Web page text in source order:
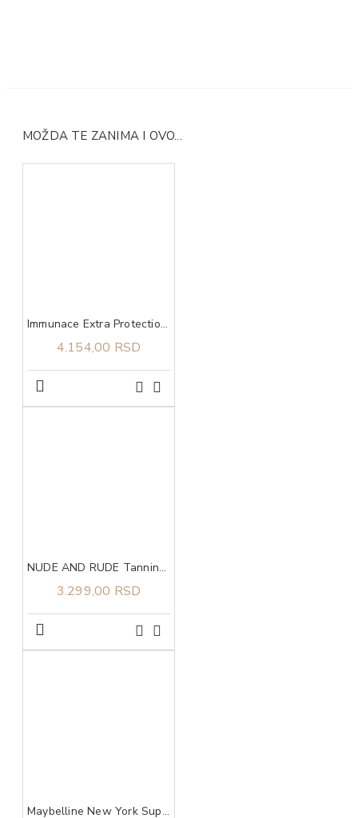
MOŽDA TE ZANIMA I OVO...
Immunace Extra Protection Vitabiotics 30 tableta
4.154,00 RSD
NUDE AND RUDE Tanning Butter
3.299,00 RSD
Maybelline New York Super Stay Lumi Matte tečni puder 140​